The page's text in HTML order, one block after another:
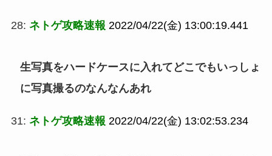
28: ネトゲ攻略速報 2022/04/22(金) 13:00:19.441
生写真をハードケースに入れてどこでもいっしょ
に写真撮るのなんなんあれ
31: ネトゲ攻略速報 2022/04/22(金) 13:02:53.234